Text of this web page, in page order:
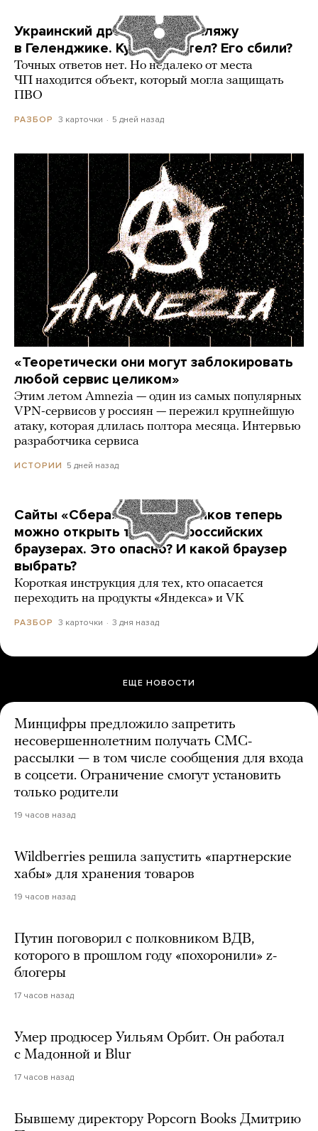
Украинский дрон попал по пляжу
в Геленджике. Куда он летел? Его сбили?
Точных ответов нет. Но недалеко от места
ЧП находится объект, который могла защищать
ПВО
РАЗБОР 3 карточки 5 дней назад
«Теоретически они могут заблокировать
любой сервис целиком»
Этим летом Amnezia — один из самых популярных
VPN-сервисов у россиян — пережил крупнейшую
атаку, которая длилась полтора месяца. Интервью
разработчика сервиса
ИСТОРИИ 5 дней назад
Сайты «Сбера» и других банков теперь
можно открыть только в российских
браузерах. Это опасно? И какой браузер
выбрать?
Короткая инструкция для тех, кто опасается
переходить на продукты «Яндекса» и VK
РАЗБОР 3 карточки 3 дня назад
ЕЩЕ НОВОСТИ
Минцифры предложило запретить
несовершеннолетним получать СМС-
рассылки — в том числе сообщения для входа
в соцсети. Ограничение смогут установить
только родители
19 часов назад
Wildberries решила запустить «партнерские
хабы» для хранения товаров
19 часов назад
Путин поговорил с полковником ВДВ,
которого в прошлом году «похоронили» z-
блогеры
17 часов назад
Умер продюсер Уильям Орбит. Он работал
с Мадонной и Blur
17 часов назад
Бывшему директору Popcorn Books Дмитрию